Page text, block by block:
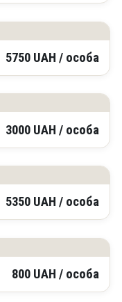
5750 UAH / особа
3000 UAH / особа
5350 UAH / особа
800 UAH / особа